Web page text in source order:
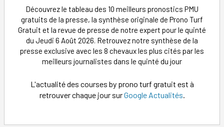
Découvrez le tableau des 10 meilleurs pronostics PMU
gratuits de la presse, la synthèse originale de Prono Turf
Gratuit et la revue de presse de notre expert pour le quinté
du Jeudi 6 Août 2026. Retrouvez notre synthèse de la
presse exclusive avec les 8 chevaux les plus cités par les
meilleurs journalistes dans le quinté du jour
L'actualité des courses by prono turf gratuit est à
retrouver chaque jour surGoogle Actualités